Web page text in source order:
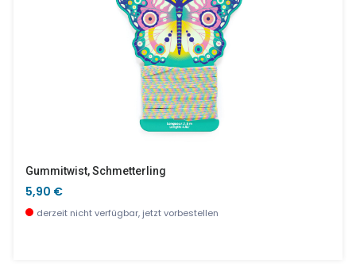
Savanne Set Aus 3 Löffeln
Z - Grafic Tierbuchstabe
Gummitwist, Schmetterling
5,90 €
derzeit nicht verfügbar, jetzt vorbestellen